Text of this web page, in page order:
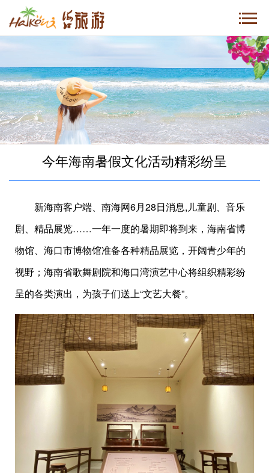
今年海南暑假文化活动精彩纷呈
新海南客户端、南海网6月28日消息,儿童剧、音乐
剧、精品展览……一年一度的暑期即将到来，海南省博
物馆、海口市博物馆准备各种精品展览，开阔青少年的
视野；海南省歌舞剧院和海口湾演艺中心将组织精彩纷
呈的各类演出，为孩子们送上“文艺大餐”。